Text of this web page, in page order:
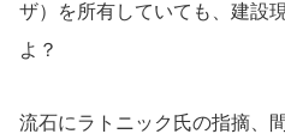
ザ）を所有していても、建設
よ？
流石にラトニック氏の指摘、